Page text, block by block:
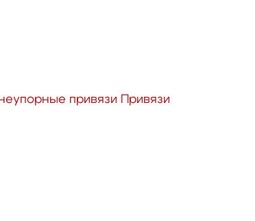
привязи Привязи